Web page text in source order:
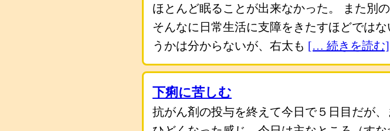
ほとんど眠ることが出来なかった。 また別
そんなに日常生活に支障をきたすほどでは
うかは分からないが、右太も [… 続きを読む]
下痢に苦しむ
抗がん剤の投与を終えて今日で５日目だが